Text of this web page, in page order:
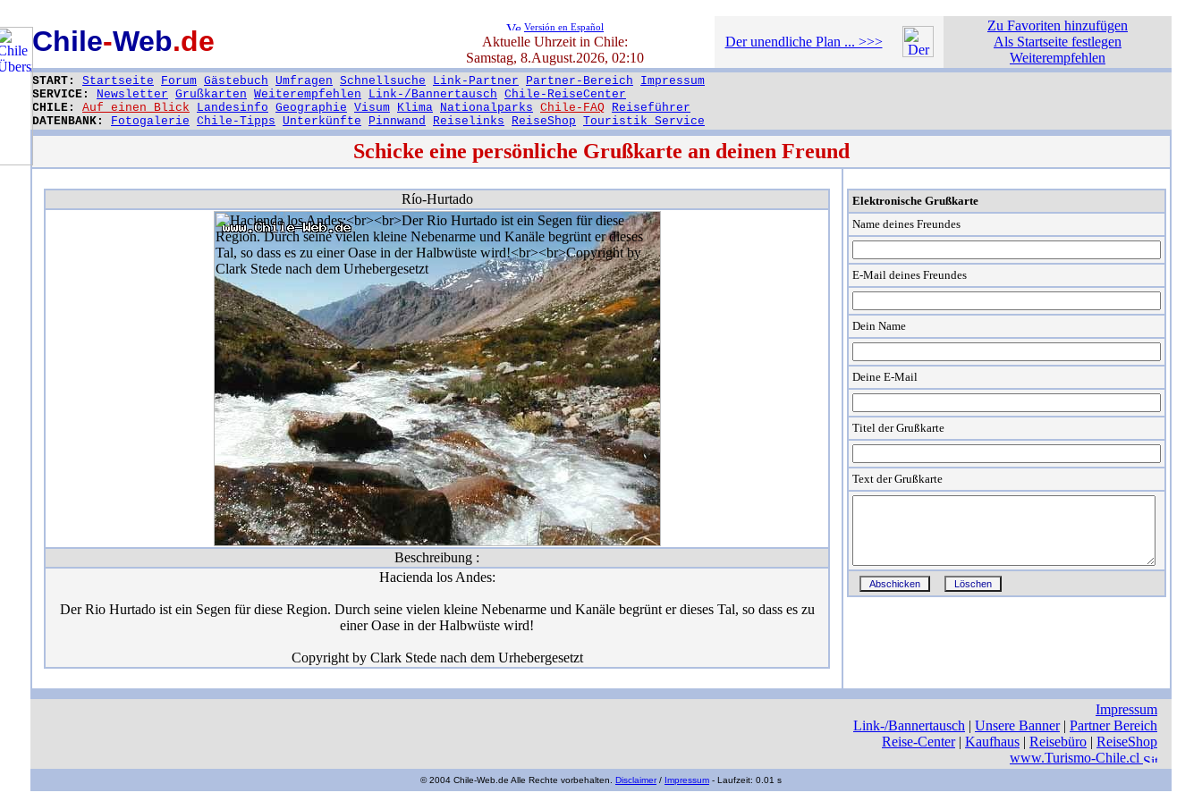
Chile-Web.de Versión en Español
Aktuelle Uhrzeit in Chile:
Samstag, 8.August.2026, 02:10
Der unendliche Plan ... >>>
Zu Favoriten hinzufügen
Als Startseite festlegen
Weiterempfehlen
START: Startseite Forum Gästebuch Umfragen Schnellsuche Link-Partner Partner-Bereich
Impressum
SERVICE: Newsletter Grußkarten Weiterempfehlen Link-/Bannertausch Chile-ReiseCenter
CHILE: Auf einen Blick Landesinfo Geographie Visum Klima Nationalparks Chile-FAQ Reiseführer
DATENBANK: Fotogalerie Chile-Tipps Unterkünfte Pinnwand Reiselinks ReiseShop Touristik Service
Schicke eine persönliche Grußkarte an deinen Freund
Río-Hurtado
Beschreibung :
Hacienda los Andes:
Der Rio Hurtado ist ein Segen für diese Region. Durch seine vielen kleine Nebenarme und Kanäle begrünt er dieses Tal, so dass es zu
einer Oase in der Halbwüste wird!
Copyright by Clark Stede nach dem Urhebergesetzt
Elektronische Grußkarte
Name deines Freundes
E-Mail deines Freundes
Dein Name
Deine E-Mail
Titel der Grußkarte
Text der Grußkarte
Impressum
Link-/Bannertausch | Unsere Banner| Partner Bereich
Reise-Center| Kaufhaus | Reisebüro | ReiseShop
www.Turismo-Chile.cl
© 2004 Chile-Web.de Alle Rechte vorbehalten. Disclaimer/ Impressum - Laufzeit: 0.01 s